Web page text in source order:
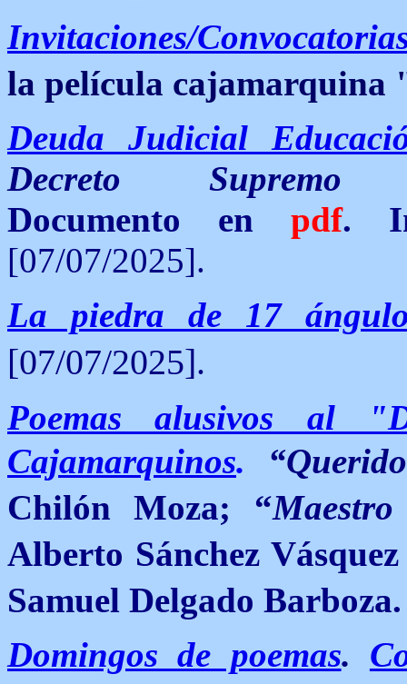
Invitaciones/
la película
Deuda Judicial
Decreto Supremo
Documento en pdf.
[07/07/2025].
La piedra de 17
[07/07/2025].
Poemas alusivos al
Cajamarquinos.
Chilón Moza; “
Alberto Sánchez
Samuel Delgado Barboza.
Domingos de poemas.